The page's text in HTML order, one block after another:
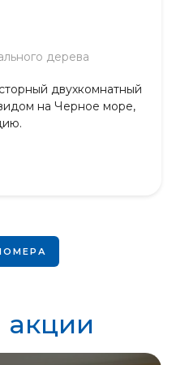
дерева
двухкомнатный
на Черное море,